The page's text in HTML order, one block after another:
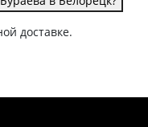
доставке.